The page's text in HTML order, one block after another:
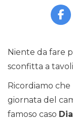
Niente da fare
sconfitta a
Ricordiamo
giornata del
famoso caso